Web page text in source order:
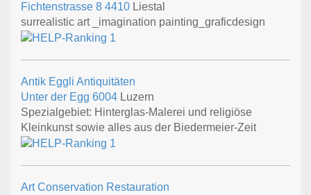
Fichtenstrasse 8 4410 Liestal
surrealistic art _imagination painting_graficdesign
Antik Eggli Antiquitäten
Unter der Egg 6004 Luzern
Spezialgebiet: Hinterglas-Malerei und religiöse
Kleinkunst sowie alles aus der Biedermeier-Zeit
Art Conservation Restauration